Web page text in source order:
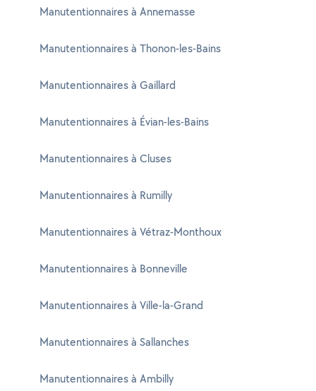
Manutentionnaires à Annemasse
Manutentionnaires à Thonon-les-Bains
Manutentionnaires à Gaillard
Manutentionnaires à Évian-les-Bains
Manutentionnaires à Cluses
Manutentionnaires à Rumilly
Manutentionnaires à Vétraz-Monthoux
Manutentionnaires à Bonneville
Manutentionnaires à Ville-la-Grand
Manutentionnaires à Sallanches
Manutentionnaires à Ambilly